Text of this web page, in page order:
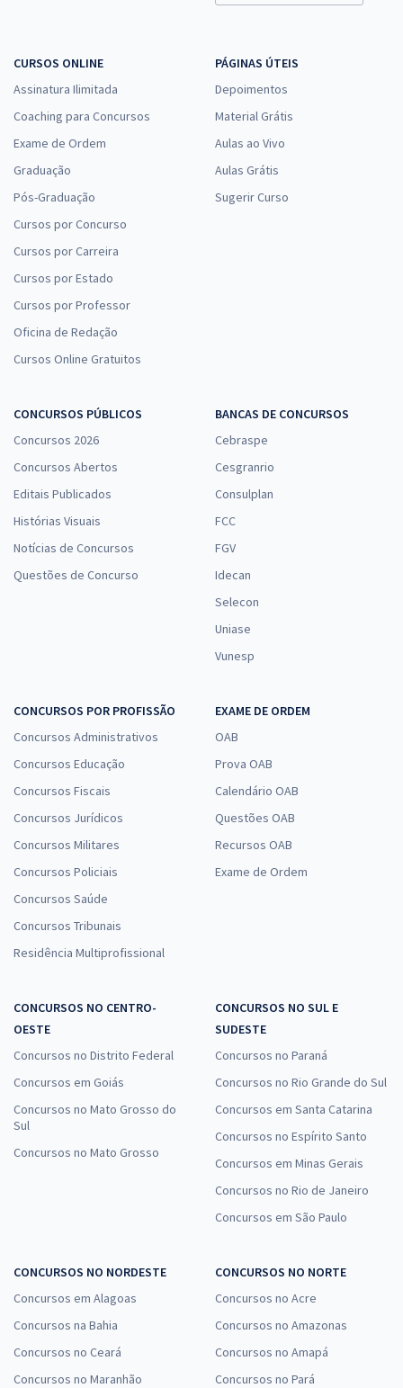
CURSOS ONLINE
Assinatura Ilimitada
Coaching para Concursos
Exame de Ordem
Graduação
Pós-Graduação
Cursos por Concurso
Cursos por Carreira
Cursos por Estado
Cursos por Professor
Oficina de Redação
Cursos Online Gratuitos
PÁGINAS ÚTEIS
Depoimentos
Material Grátis
Aulas ao Vivo
Aulas Grátis
Sugerir Curso
CONCURSOS PÚBLICOS
Concursos 2026
Concursos Abertos
Editais Publicados
Histórias Visuais
Notícias de Concursos
Questões de Concurso
BANCAS DE CONCURSOS
Cebraspe
Cesgranrio
Consulplan
FCC
FGV
Idecan
Selecon
Uniase
Vunesp
CONCURSOS POR PROFISSÃO
Concursos Administrativos
Concursos Educação
Concursos Fiscais
Concursos Jurídicos
Concursos Militares
Concursos Policiais
Concursos Saúde
Concursos Tribunais
Residência Multiprofissional
EXAME DE ORDEM
OAB
Prova OAB
Calendário OAB
Questões OAB
Recursos OAB
Exame de Ordem
CONCURSOS NO CENTRO-
OESTE
Concursos no Distrito Federal
Concursos em Goiás
Concursos no Mato Grosso do
Sul
Concursos no Mato Grosso
CONCURSOS NO SUL E
SUDESTE
Concursos no Paraná
Concursos no Rio Grande do Sul
Concursos em Santa Catarina
Concursos no Espírito Santo
Concursos em Minas Gerais
Concursos no Rio de Janeiro
Concursos em São Paulo
CONCURSOS NO NORDESTE
Concursos em Alagoas
Concursos na Bahia
Concursos no Ceará
Concursos no Maranhão
CONCURSOS NO NORTE
Concursos no Acre
Concursos no Amazonas
Concursos no Amapá
Concursos no Pará